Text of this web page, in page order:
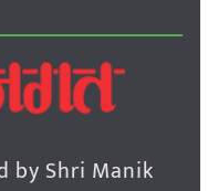
by Shri Manik